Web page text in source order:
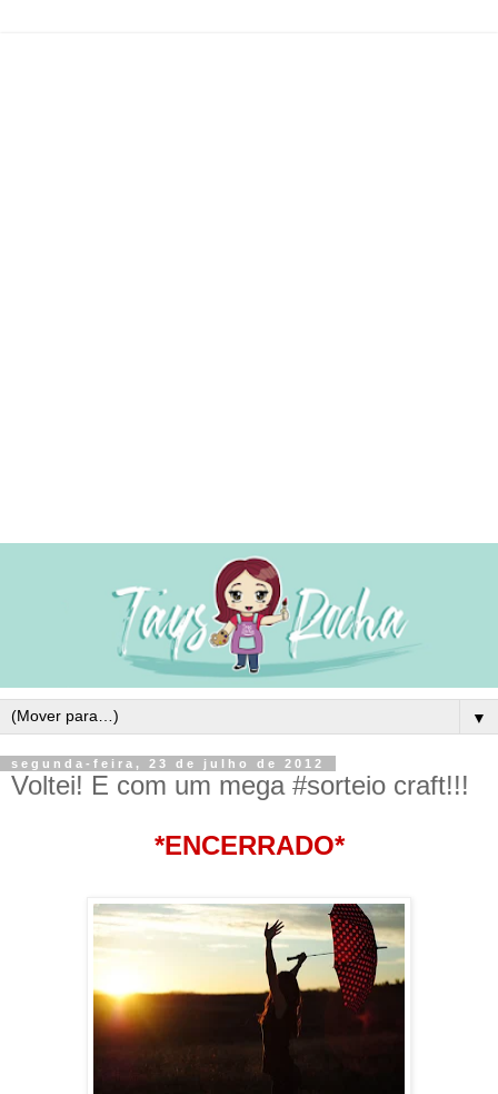
▼
segunda-feira, 23 de julho de 2012
Voltei! E com um mega #sorteio craft!!!
*ENCERRADO*